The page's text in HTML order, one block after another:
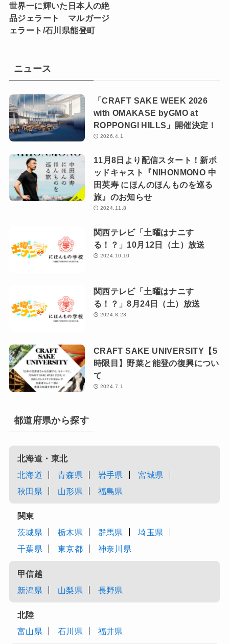
世界一に輝いた日本人の絶
品ジェラート マルガージ
ェラート/石川県能登町
ニュース
「CRAFT SAKE WEEK 2026
with OMAKASE byGMO at
ROPPONGI HILLS」開催決定！
2026.4.1
11月8日より配信スタート！新ポ
ッドキャスト『NIHONMONO 中
田英寿 にほんのほんものを巡る
旅』のお知らせ
2024.11.8
関西テレビ「土曜はナニす
る！？」10月12日（土）放送
2024.10.10
関西テレビ「土曜はナニす
る！？」8月24日（土）放送
2024.8.23
CRAFT SAKE UNIVERSITY【5
時限目】野菜と能登の復興につい
て
2024.7.1
都道府県から探す
北海道・東北
北海道
青森県 岩手県
宮城県
秋田県
山形県 福島県
関東
茨城県
栃木県 群馬県
埼玉県
千葉県
東京都 神奈川県
甲信越
新潟県
山梨県 長野県
北陸
富山県
石川県 福井県